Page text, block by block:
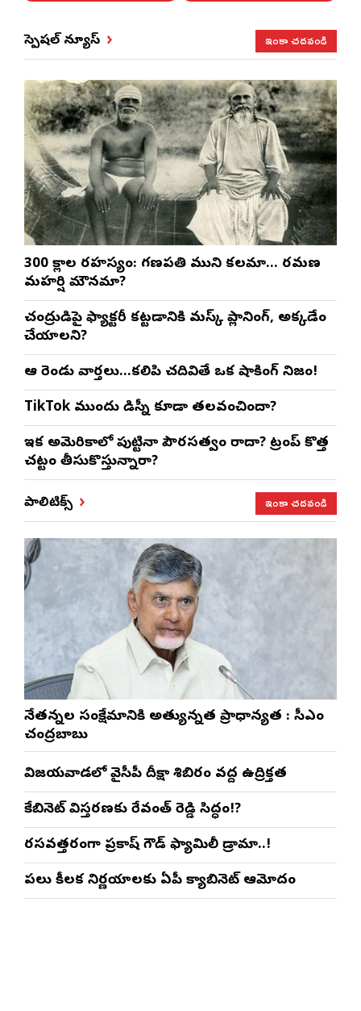
స్పెషల్ న్యూస్ ఇంకా చదవండి
300 శ్లోకాల రహస్యం: గణపతి ముని కలమా… రమణ
మహర్షి మౌనమా?
చంద్రుడిపై ఫ్యాక్టరీ కట్టడానికి మస్క్ ప్లానింగ్, అక్కడేం
చేయాలని?
ఆ రెండు వార్తలు…కలిపి చదివితే ఒక షాకింగ్ నిజం!
TikTok ముందు డిస్నీ కూడా తలవంచిందా?
ఇక అమెరికాలో పుట్టినా పౌరసత్వం రాదా? ట్రంప్ కొత్త
చట్టం తీసుకొస్తున్నారా?
పాలిటిక్స్ ఇంకా చదవండి
నేతన్నల సంక్షేమానికి అత్యున్నత ప్రాధాన్యత : సీఎం
చంద్రబాబు
విజయవాడలో వైసీపీ దీక్షా శిబిరం వద్ద ఉద్రిక్తత
కేబినెట్ విస్తరణకు రేవంత్ రెడ్డి సిద్ధం!?
రసవత్తరంగా ప్రకాష్ గౌడ్ ఫ్యామిలీ డ్రామా..!
పలు కీలక నిర్ణయాలకు ఏపీ క్యాబినెట్ ఆమోదం